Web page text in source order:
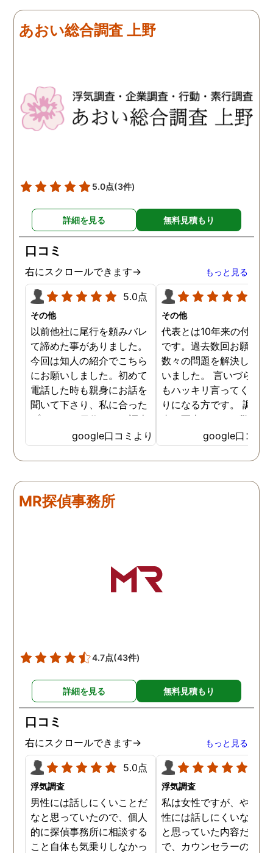
探偵に頼む事のない人生を
歩みますね(笑)
あおい総合調査 上野
5.0点(3件)
詳細を見る 無料見積もり
口コミ
右にスクロールできます→ もっと見る
5.0点
その他
以前他社に尾行を頼みバレ
て諦めた事がありました。
今回は知人の紹介でこちら
にお願いしました。初めて
電話した時も親身にお話を
聞いて下さり、私に合った
プランで15日位かけて調査
してもらいました。 噂通り
調査も細かく、こんな所ま
でしっかり撮ってくれたん
拠で旦那と今後の話しが早
く進みそうです。また結果
かり注意してくださる方で
した。本当に感謝してま
す。また分からない事があ
がとうございました！！
google口コミより
その他
代表とは10年来の付き合
です。過去数回お願いし
数々の問題を解決しても
いました。 言いづらい
もハッキリ言ってくれて
りになる方です。 調査
書の写真もいつも驚かさ
てどうやって撮ったのか
くと面白い話し聞かせて
れますね。 問題がない
google口コミ
MR探偵事務所
4.7点(43件)
詳細を見る 無料見積もり
口コミ
右にスクロールできます→ もっと見る
5.0点
浮気調査
男性には話しにくいことだ
なと思っていたので、個人
的に探偵事務所に相談する
こと自体も気乗りしなかっ
浮気調査
私は女性ですが、やはり
性には話しにくいな。。
と思っていた内容だった
で、カウンセラーの方が